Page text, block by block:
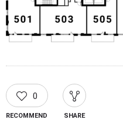
0
RECOMMEND SHARE